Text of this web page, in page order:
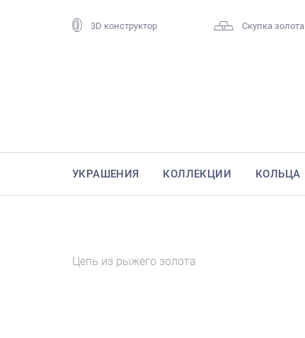
3D конструктор Скупка золота
УКРАШЕНИЯ КОЛЛЕКЦИИ КОЛЬЦА
Цепь из рыжего золота